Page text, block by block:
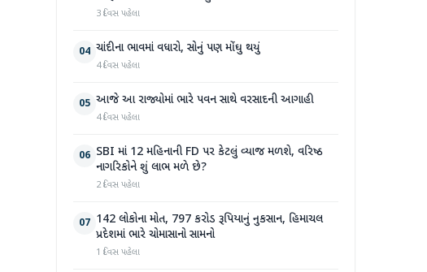
3 દિવસ પહેલા
04 ચાંદીના ભાવમાં વધારો, સોનું પણ મોંઘુ થયું
4 દિવસ પહેલા
05 આજે આ રાજ્યોમાં ભારે પવન સાથે વરસાદની આગાહી
4 દિવસ પહેલા
06 SBI માં 12 મહિનાની FD પર કેટલું વ્યાજ મળશે, વરિષ્ઠ
નાગરિકોને શું લાભ મળે છે?
2 દિવસ પહેલા
07 142 લોકોના મોત, 797 કરોડ રૂપિયાનું નુકસાન, હિમાચલ
પ્રદેશમાં ભારે ચોમાસાનો સામનો
1 દિવસ પહેલા